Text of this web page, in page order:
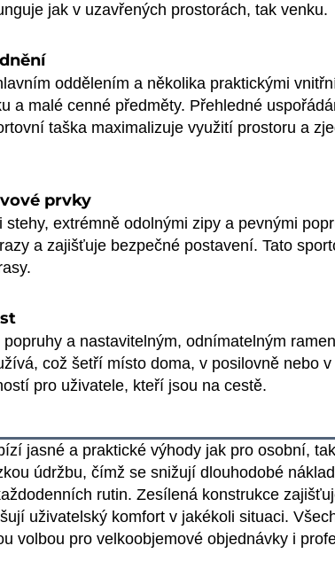
jak v uzavřených prostorách, tak venku.
oddělením a několika praktickými
a malé cenné předměty. Přehledné
taška maximalizuje využití prostoru a
prvky
extrémně odolnými zipy a pevnými
a zajišťuje bezpečné postavení. Tato
a nastavitelným, odnímatelným
což šetří místo doma, v posilovně nebo
pro uživatele, kteří jsou na cestě.
jasné a praktické výhody jak pro osobní,
údržbu, čímž se snižují dlouhodobé
rutin. Zesílená konstrukce
uživatelský komfort v jakékoli situaci.
volbou pro velkoobjemové objednávky i